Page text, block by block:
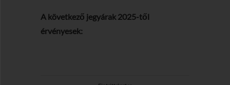
A következő jegyárak 2025-től
érvényesek: